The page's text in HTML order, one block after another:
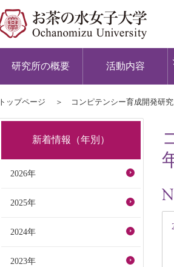
研究所の概要 活動内容
トップページ コンピテンシー育成開発研
新着情報（年別）
2026年
2025年
2024年
2023年